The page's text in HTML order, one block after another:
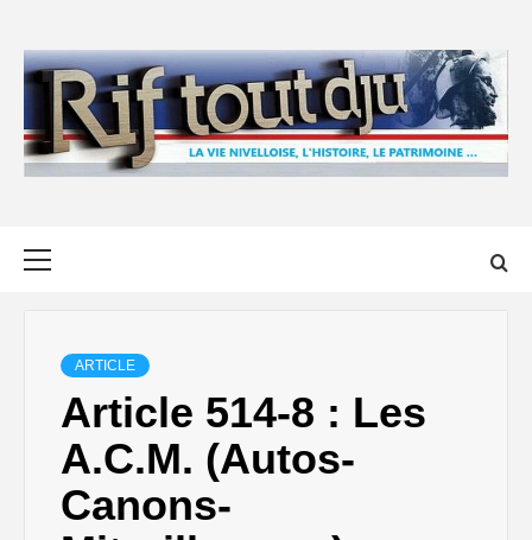
content
ARTICLE
Article 514-8 : Les
A.C.M. (Autos-
Canons-